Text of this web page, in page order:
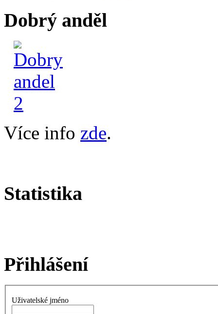
Dobrý anděl
Více info zde.
Statistika
Přihlášení
Uživatelské jméno